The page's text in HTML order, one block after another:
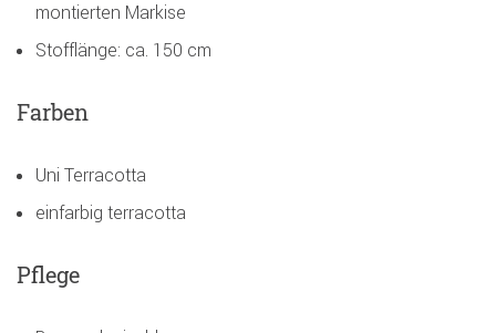
montierten Markise
Stofflänge: ca. 150 cm
Farben
Uni Terracotta
einfarbig terracotta
Pflege